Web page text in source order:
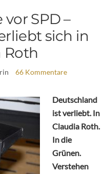
vor SPD –
sich in
Roth
66 Kommentare
Deutschland
ist verliebt. In
Claudia Roth.
In die
Grünen.
Verstehen